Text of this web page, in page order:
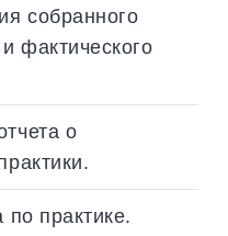
собранного
фактического
о
по практике.